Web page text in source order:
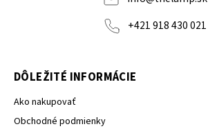
+421 918 430 021
DÔLEŽITÉ INFORMÁCIE
Ako nakupovať
Obchodné podmienky